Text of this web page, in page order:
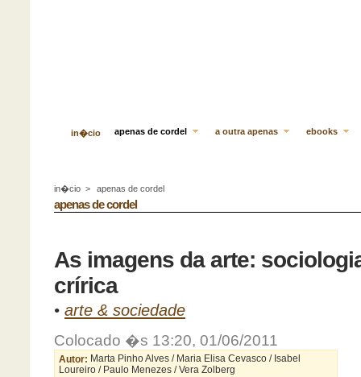
in�cio apenas de cordel a outra apenas ebooks
in�cio > apenas de cordel
apenas de cordel
As imagens da arte:
crírica
• arte & sociedade
Colocado �s 13:20, 01/06/2011
Autor: Marta Pinho Alves / Maria Elisa Cevasco / Isabel
Loureiro / Paulo Menezes / Vera Zolberg